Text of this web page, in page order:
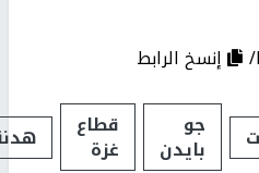
إنسخ الرابط
جو
بايدن
قطاع
غزة